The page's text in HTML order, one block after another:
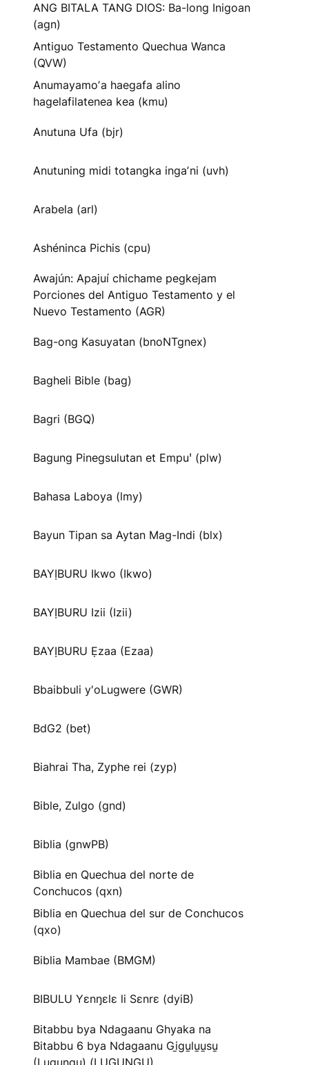
ANG BITALA TANG DIOS: Ba-long Inigoan
(agn)
Antiguo Testamento Quechua Wanca
(QVW)
Anumayamoʼa haegafa alino
hagelafilatenea kea (kmu)
Anutuna Ufa (bjr)
Anutuning midi totangka ingaʼni (uvh)
Arabela (arl)
Ashéninca Pichis (cpu)
Awajún: Apajuí chichame pegkejam
Porciones del Antiguo Testamento y el
Nuevo Testamento (AGR)
Bag-ong Kasuyatan (bnoNTgnex)
Bagheli Bible (bag)
Bagri (BGQ)
Bagung Pinegsulutan et Empuꞌ (plw)
Bahasa Laboya (lmy)
Bayun Tipan sa Aytan Mag-Indi (blx)
BAYỊBURU Ikwo (Ikwo)
BAYỊBURU Izii (Izii)
BAYỊBURU Ẹzaa (Ezaa)
Bbaibbuli y'oLugwere (GWR)
BdG2 (bet)
Biahrai Tha, Zyphe rei (zyp)
Bible, Zulgo (gnd)
Biblia (gnwPB)
Biblia en Quechua del norte de
Conchucos (qxn)
Biblia en Quechua del sur de Conchucos
(qxo)
Biblia Mambae (BMGM)
BIBULU Yɛnŋɛlɛ li Sɛnrɛ (dyiB)
Bitabbu bya Ndagaanu Ghyaka na
Bitabbu 6 bya Ndagaanu Gi̱gu̱lu̱u̱su̱
(Lugungu) (LUGUNGU)